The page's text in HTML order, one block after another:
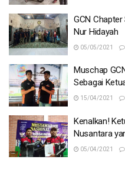
GCN
Nur Hidayah
05/05/2021
Muschap
Sebagai
15/04/2021
Kenalkan!
Nusantara
05/04/2021